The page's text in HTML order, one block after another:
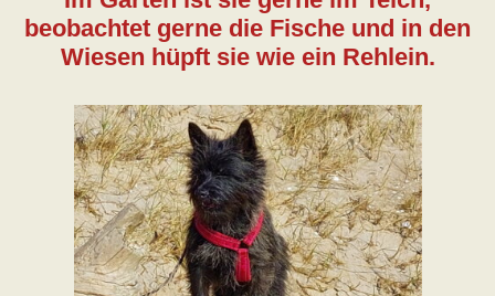
beobachtet gerne die Fische und in den
Wiesen hüpft sie wie ein Rehlein.